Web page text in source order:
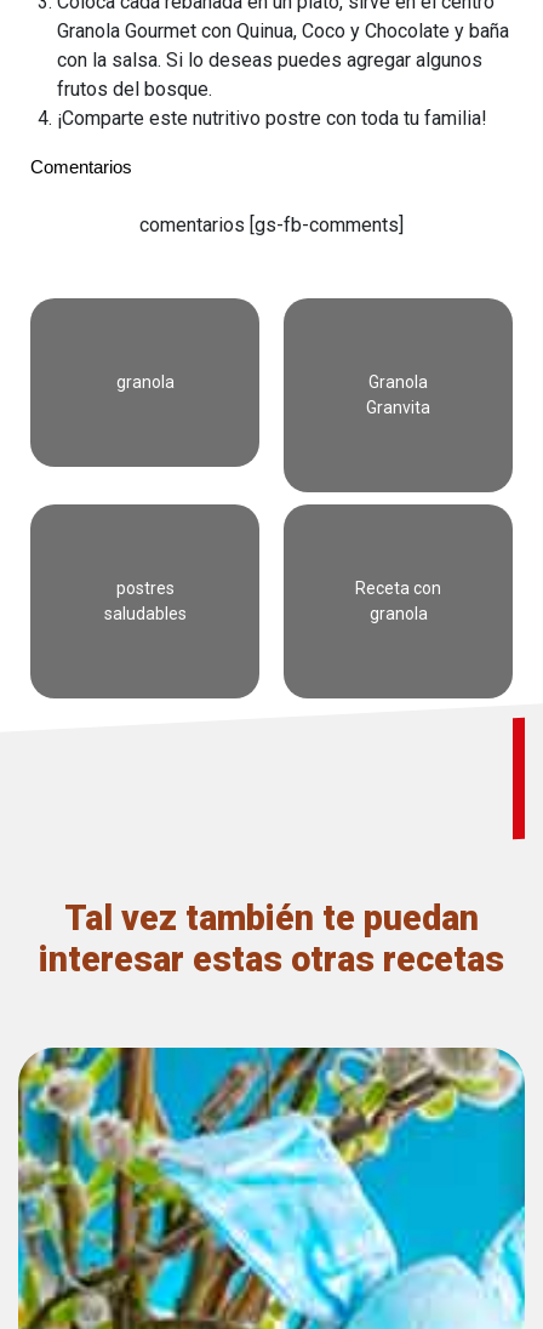
Granola Gourmet con Quinua, Coco y Chocolate y baña
con la salsa. Si lo deseas puedes agregar algunos
frutos del bosque.
¡Comparte este nutritivo postre con toda tu familia!
Comentarios
comentarios [gs-fb-comments]
granola
Granola
Granvita
postres
saludables
Receta con
granola
Tal vez también te puedan
interesar estas otras recetas